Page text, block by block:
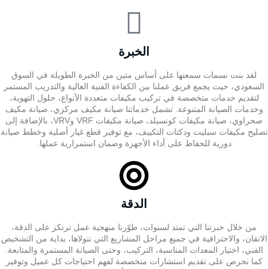
الخبرة
لقد بنت نسمات سمعتها على أساس متين من الخبرة الطويلة في السوق
السعودي، حيث يجمع فريق عملنا بين الكفاءة الفنية العالية والتدريب المستمر
لتقديم خدمات متخصصة في تركيب مكيفات متعددة الأنواع، حلول التهوية،
وخدمات الصيانة المتنوعة. تشمل خدماتنا صيانة مكيف مركزي، صيانة مكيف
صحراوي، صيانة مكيفات كونسيلد، صيانة مكيفات VRF وVRV، بالإضافة إلى
تصليح مكيفات سبليت ودكتات التكييف، مع توفير قطع غيار أصلية وخطط صيانة
دورية للحفاظ على أداء الأجهزة وضمان استمرارية عملها.
الدقة
من خلال خبرتنا التي تمتد لسنوات، طوّرنا منهجية عمل ترتكز على الدقة،
الاتقان، والاحترافية في جميع مراحل المشاريع التي نتولاها، بداية من التشخيص
الفني، اختيار المعدات المناسبة، التركيب، وحتى الصيانة المستمرة والمتابعة.
كما نحرص على تقديم استشارات متخصصة لفهم احتياجات كل عميل وتوفير